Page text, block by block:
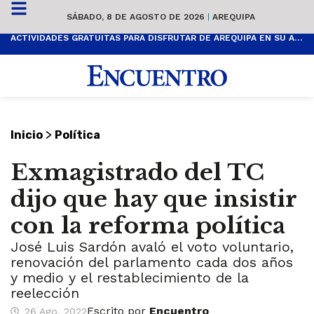
SÁBADO, 8 DE AGOSTO DE 2026 | AREQUIPA
ACTIVIDADES GRATUITAS PARA DISFRUTAR DE AREQUIPA EN SU ANIVERSARIO
Inicio > Política
Exmagistrado del TC
dijo que hay que insistir
con la reforma política
José Luis Sardón avaló el voto voluntario,
renovación del parlamento cada dos años
y medio y el restablecimiento de la
reelección
26 Ago, 2022Escrito por Encuentro